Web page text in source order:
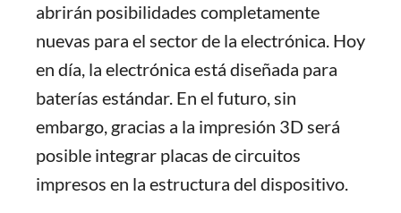
abrirán posibilidades completamente
nuevas para el sector de la electrónica. Hoy
en día, la electrónica está diseñada para
baterías estándar. En el futuro, sin
embargo, gracias a la impresión 3D será
posible integrar placas de circuitos
impresos en la estructura del dispositivo.